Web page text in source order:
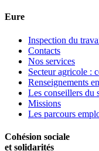
Eure
Inspection du
Contacts
Nos services
Secteur agricole :
Renseignements
Les conseillers du
Missions
Les parcours
Cohésion sociale
et solidarités